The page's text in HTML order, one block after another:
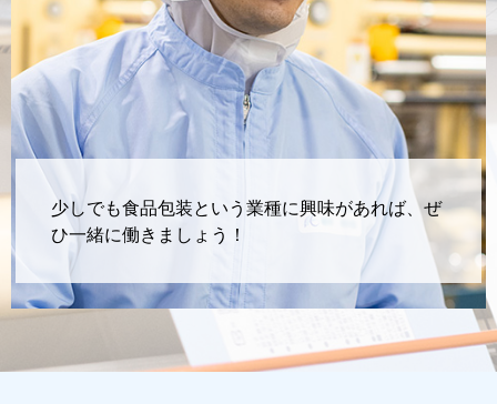
少しでも食品包装という業種に興味があれば、ぜ
ひ一緒に働きましょう！